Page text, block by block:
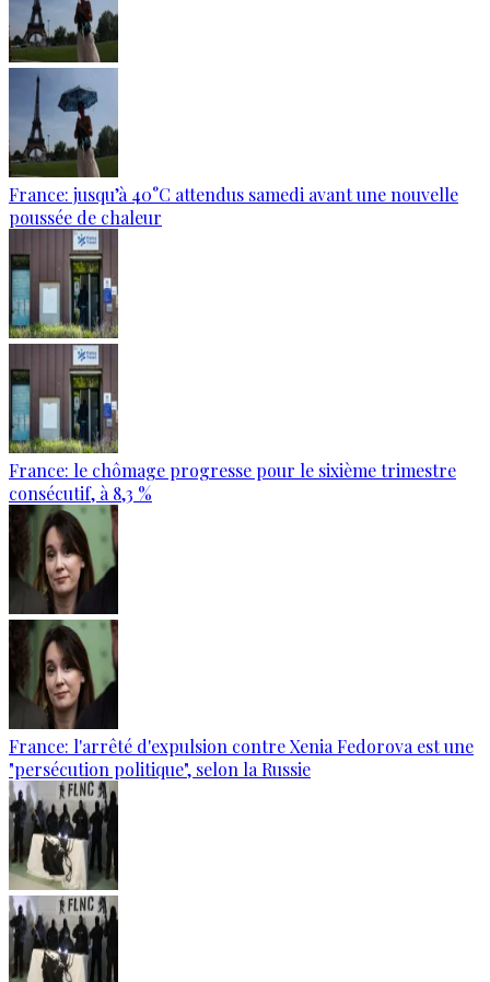
France: jusqu’à 40°C attendus samedi avant une nouvelle
poussée de chaleur
France: le chômage progresse pour le sixième trimestre
consécutif, à 8,3 %
France: l'arrêté d'expulsion contre Xenia Fedorova est une
"persécution politique", selon la Russie